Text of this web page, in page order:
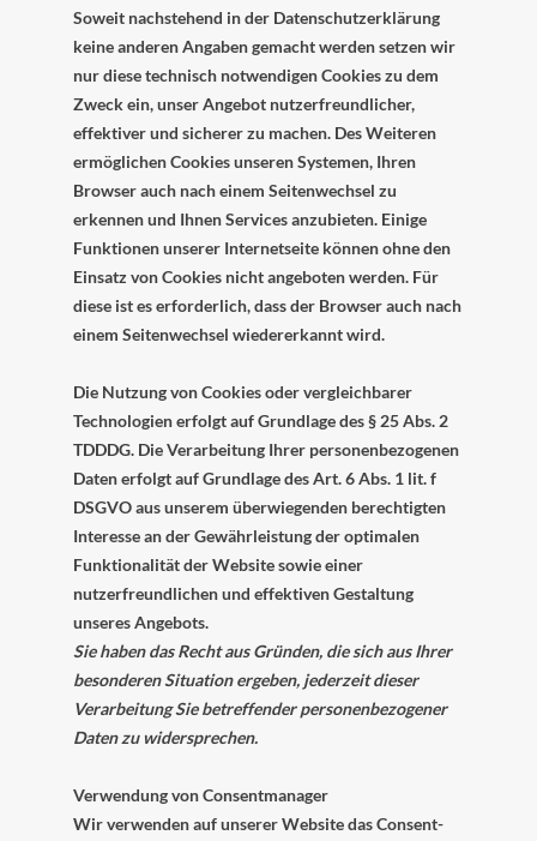
Soweit nachstehend in der Datenschutzerklärung
keine anderen Angaben gemacht werden setzen wir
nur diese technisch notwendigen Cookies zu dem
Zweck ein, unser Angebot nutzerfreundlicher,
effektiver und sicherer zu machen. Des Weiteren
ermöglichen Cookies unseren Systemen, Ihren
Browser auch nach einem Seitenwechsel zu
erkennen und Ihnen Services anzubieten. Einige
Funktionen unserer Internetseite können ohne den
Einsatz von Cookies nicht angeboten werden. Für
diese ist es erforderlich, dass der Browser auch nach
einem Seitenwechsel wiedererkannt wird.
Die Nutzung von Cookies oder vergleichbarer
Technologien erfolgt auf Grundlage des § 25 Abs. 2
TDDDG. Die Verarbeitung Ihrer personenbezogenen
Daten erfolgt auf Grundlage des Art. 6 Abs. 1 lit. f
DSGVO aus unserem überwiegenden berechtigten
Interesse an der Gewährleistung der optimalen
Funktionalität der Website sowie einer
nutzerfreundlichen und effektiven Gestaltung
unseres Angebots.
Sie haben das Recht aus Gründen, die sich aus Ihrer
besonderen Situation ergeben, jederzeit dieser
Verarbeitung Sie betreffender personenbezogener
Daten zu widersprechen.
Verwendung von Consentmanager
Wir verwenden auf unserer Website das Consent-